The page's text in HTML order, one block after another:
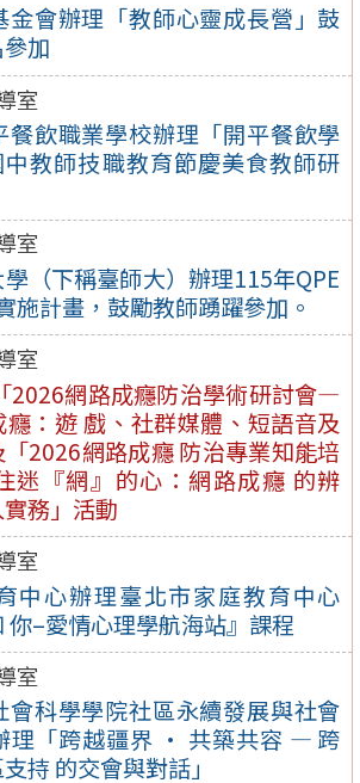
金會辦理「教師心靈成長營」鼓
加
室
餐飲職業學校辦理「開平餐飲學
教師技職教育節慶美食教師研
室
（下稱臺師大）辦理115年QPE
施計畫，鼓勵教師踴躍參加。
室
2026網路成癮防治學術研討會—
：遊 戲、社群媒體、短語音及
2026網路成癮 防治專業知能培
迷『網』的心：網路成癮 的辨
務」活動
室
中心辦理臺北市家庭教育中心
你–愛情心理學航海站』課程
室
會科學學院社區永續發展與社會
理「跨越疆界 · 共築共容 — 跨
持 的交會與對話」